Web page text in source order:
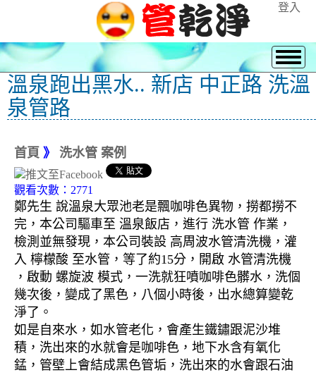
登入
溫泉跑出黑水.. 新店 中正路 洗溫
泉管路
首頁 》 洗水管 案例
觀看次數：2771
鄭先生 說溫泉大眾池老是飄咖啡色異物，撈都撈不
完，本公司驅車至 溫泉飯店，進行 洗水管 作業，
檢測並無發現，本公司裝設 高周波水管清洗機，灌
入 檸檬酸 至水管，等了約15分，開啟 水管清洗機
，啟動 螺旋波 模式，一洗就狂噴咖啡色髒水，洗個
幾次後，變成了黑色，八個小時後，出水總算變乾
淨了。
如是自來水，如水管老化，會產生鐵鏽跟泥沙堆
積，洗出來的水就會是咖啡色，地下水含有氧化
錳，管壁上會結成黑色管垢，洗出來的水會跟石油